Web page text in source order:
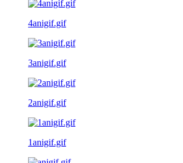
4anigif.gif
3anigif.gif
2anigif.gif
1anigif.gif